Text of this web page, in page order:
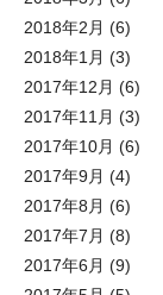
2018年2月 (6)
2018年1月 (3)
2017年12月 (6)
2017年11月 (3)
2017年10月 (6)
2017年9月 (4)
2017年8月 (6)
2017年7月 (8)
2017年6月 (9)